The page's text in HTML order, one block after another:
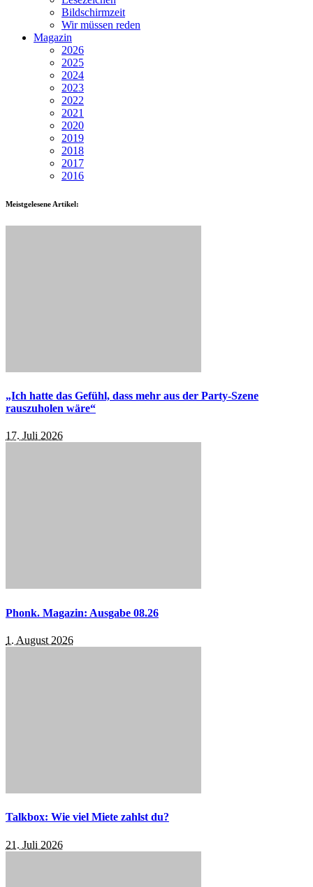
Bildschirmzeit
Wir müssen reden
Magazin
2026
2025
2024
2023
2022
2021
2020
2019
2018
2017
2016
Meistgelesene Artikel:
„Ich hatte das Gefühl, dass mehr aus der Party-Szene
rauszuholen wäre“
17. Juli 2026
Phonk. Magazin: Ausgabe 08.26
1. August 2026
Talkbox: Wie viel Miete zahlst du?
21. Juli 2026